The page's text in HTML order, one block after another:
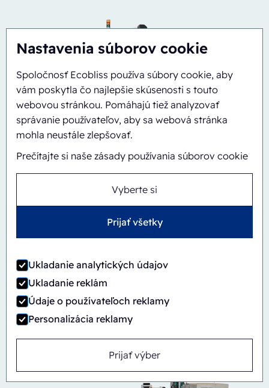
Nastavenia súborov cookie
Spoločnosť Ecobliss používa súbory cookie, aby
vám poskytla čo najlepšie skúsenosti s touto
webovou stránkou. Pomáhajú tiež analyzovať
správanie používateľov, aby sa webová stránka
mohla neustále zlepšovať.
Prečítajte si naše zásady používania súborov cookie
Vyberte si
Prijať všetky
Ukladanie analytických údajov
Ukladanie reklám
Údaje o používateľoch reklamy
Personalizácia reklamy
Prijať výber
AutomatickýInline
CBS/PH30-1428-CS